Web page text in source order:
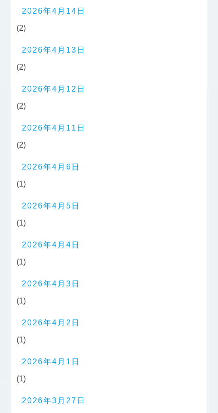
2026年4月14日
(2)
2026年4月13日
(2)
2026年4月12日
(2)
2026年4月11日
(2)
2026年4月6日
(1)
2026年4月5日
(1)
2026年4月4日
(1)
2026年4月3日
(1)
2026年4月2日
(1)
2026年4月1日
(1)
2026年3月27日